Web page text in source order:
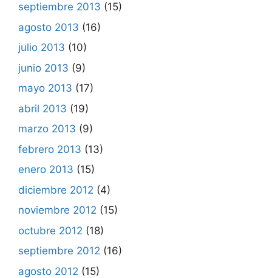
septiembre 2013 (15)
agosto 2013 (16)
julio 2013 (10)
junio 2013 (9)
mayo 2013 (17)
abril 2013 (19)
marzo 2013 (9)
febrero 2013 (13)
enero 2013 (15)
diciembre 2012 (4)
noviembre 2012 (15)
octubre 2012 (18)
septiembre 2012 (16)
agosto 2012 (15)